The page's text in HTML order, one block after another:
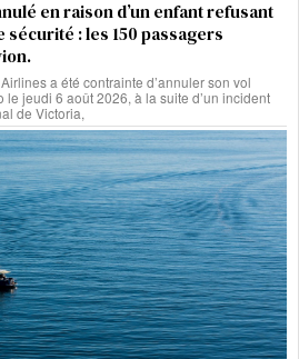
en raison d’un enfant refusant
: les 150 passagers
a été contrainte d’annuler son vol
le jeudi 6 août 2026, à la suite d’un incident
de Victoria,